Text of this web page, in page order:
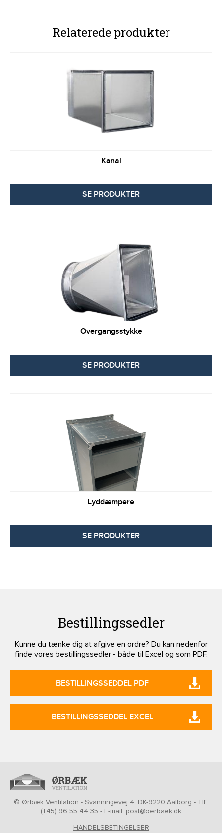
Relaterede produkter
Kanal
SE PRODUKTER
Overgangsstykke
SE PRODUKTER
Lyddæmpere
SE PRODUKTER
Bestillingssedler
Kunne du tænke dig at afgive en ordre? Du kan nedenfor
finde vores bestillingssedler - både til Excel og som PDF.
BESTILLINGSSEDDEL PDF
BESTILLINGSSEDDEL EXCEL
© Ørbæk Ventilation - Svanningevej 4, DK-9220 Aalborg - Tlf.:
(+45) 96 55 44 35 - E-mail: post@oerbaek.dk
HANDELSBETINGELSER